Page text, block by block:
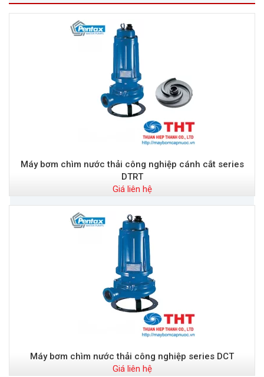
Máy bơm chìm nước thải công nghiệp cánh cắt series
DTRT
Giá liên hệ
Máy bơm chìm nước thải công nghiệp series DCT
Giá liên hệ